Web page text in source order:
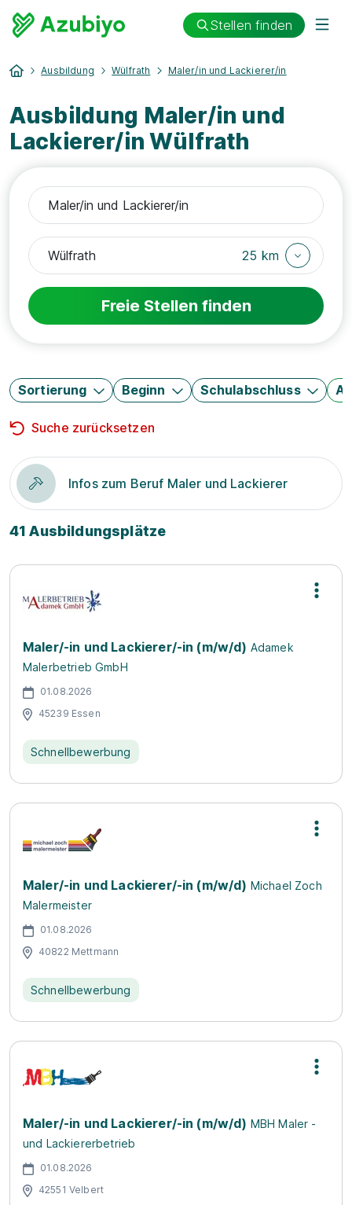
Stellen finden
Ausbildung Wülfrath Maler/in und Lackierer/in
Ausbildung Maler/in und
Lackierer/in Wülfrath
25 km
Freie Stellen finden
Sortierung Beginn Schulabschluss
Suche zurücksetzen
Infos zum Beruf Maler und Lackierer
41 Ausbildungsplätze
Maler/-in und Lackierer/-in (m/w/d) Adamek
Malerbetrieb GmbH
01.08.2026
45239 Essen
Schnellbewerbung
Maler/-in und Lackierer/-in (m/w/d) Michael Zoch
Malermeister
01.08.2026
40822 Mettmann
Schnellbewerbung
Maler/-in und Lackierer/-in (m/w/d) MBH Maler -
und Lackiererbetrieb
01.08.2026
42551 Velbert